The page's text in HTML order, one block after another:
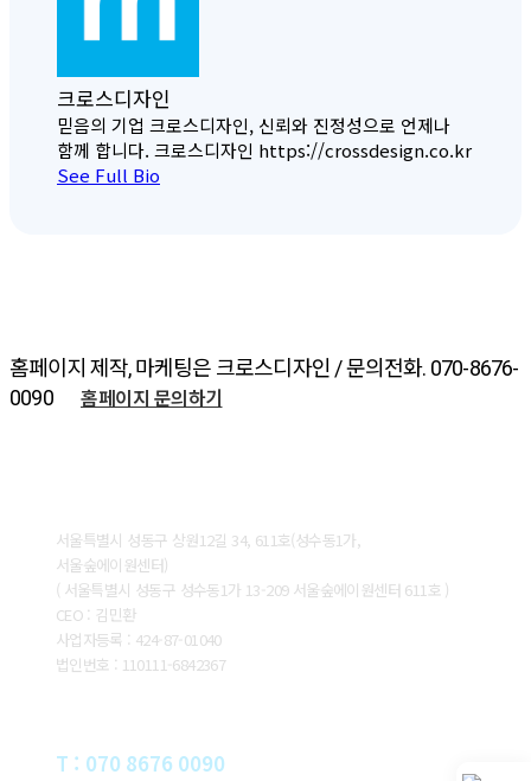
크로스디자인
믿음의 기업 크로스디자인, 신뢰와 진정성으로 언제나
함께 합니다. 크로스디자인 https://crossdesign.co.kr
See Full Bio
홈페이지 제작, 마케팅은 크로스디자인 / 문의전화. 070-8676-
0090
홈페이지 문의하기
서울특별시 성동구 상원12길 34, 611호(성수동1가,
서울숲에이원센터)
( 서울특별시 성동구 성수동1가 13-209 서울숲에이원센터 611호 )
CEO : 김민환
사업자등록 : 424-87-01040
법인번호 : 110111-6842367
T : 070 8676 0090